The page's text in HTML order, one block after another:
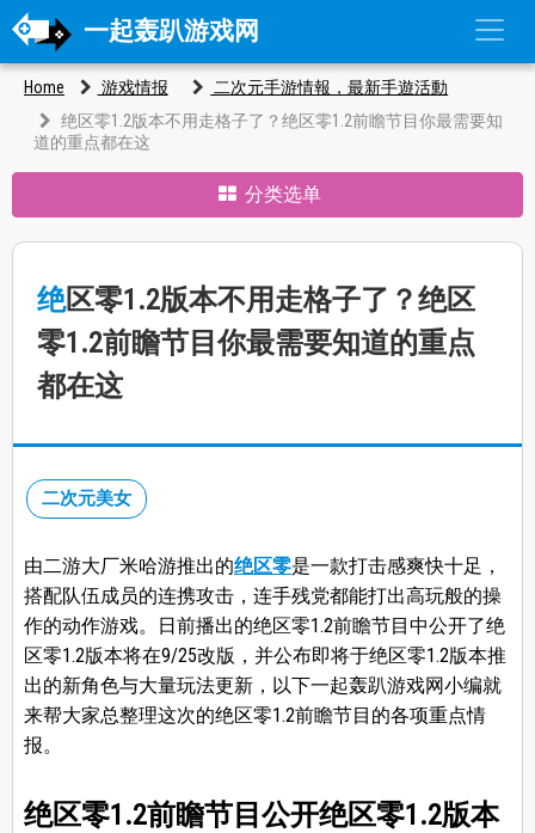
一起轰趴游戏网
Home 游戏情报
二次元手游情報，最新手遊活動
绝区零1.2版本不用走格子了？绝区零1.2前瞻节目你最需要知
道的重点都在这
分类选单
绝区零1.2版本不用走格子了？绝区
零1.2前瞻节目你最需要知道的重点
都在这
二次元美女
由二游大厂米哈游推出的绝区零是一款打击感爽快十足，
搭配队伍成员的连携攻击，连手残党都能打出高玩般的操
作的动作游戏。日前播出的绝区零1.2前瞻节目中公开了绝
区零1.2版本将在9/25改版，并公布即将于绝区零1.2版本推
出的新角色与大量玩法更新，以下一起轰趴游戏网小编就
来帮大家总整理这次的绝区零1.2前瞻节目的各项重点情
报。
绝区零1.2前瞻节目公开绝区零1.2版本